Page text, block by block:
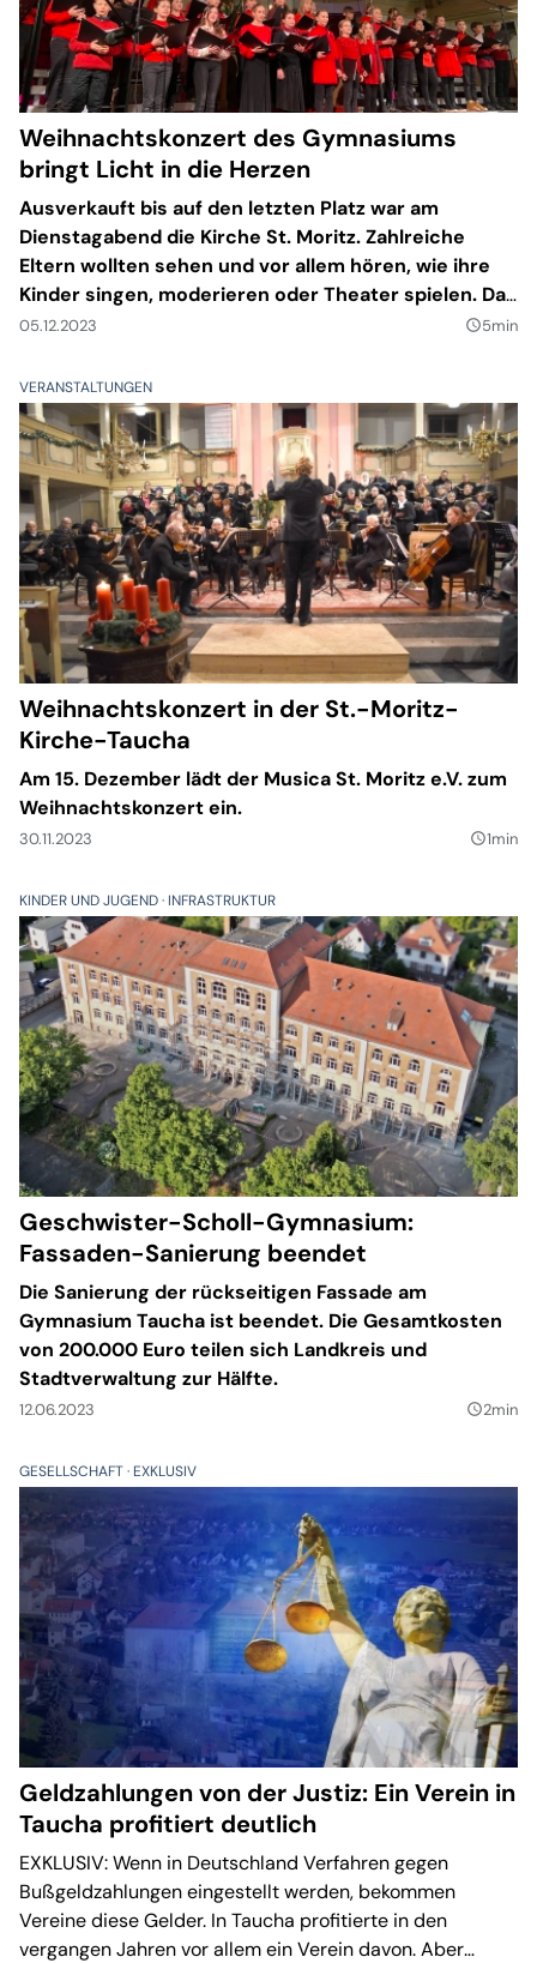
Weihnachtskonzert des Gymnasiums
bringt Licht in die Herzen
Ausverkauft bis auf den letzten Platz war am
Dienstagabend die Kirche St. Moritz. Zahlreiche
Eltern wollten sehen und vor allem hören, wie ihre
Kinder singen, moderieren oder Theater spielen. Das
traditionelle Weihnachtskonzert stand an.
05.12.2023 query_builder5min
VERANSTALTUNGEN
Weihnachtskonzert in der St.-Moritz-
Kirche-Taucha
Am 15. Dezember lädt der Musica St. Moritz e.V. zum
Weihnachtskonzert ein.
30.11.2023 query_builder1min
KINDER UND JUGEND INFRASTRUKTUR
Geschwister-Scholl-Gymnasium:
Fassaden-Sanierung beendet
Die Sanierung der rückseitigen Fassade am
Gymnasium Taucha ist beendet. Die Gesamtkosten
von 200.000 Euro teilen sich Landkreis und
Stadtverwaltung zur Hälfte.
12.06.2023 query_builder2min
GESELLSCHAFT EXKLUSIV
Geldzahlungen von der Justiz: Ein Verein in
Taucha profitiert deutlich
EXKLUSIV: Wenn in Deutschland Verfahren gegen
Bußgeldzahlungen eingestellt werden, bekommen
Vereine diese Gelder. In Taucha profitierte in den
vergangen Jahren vor allem ein Verein davon. Aber